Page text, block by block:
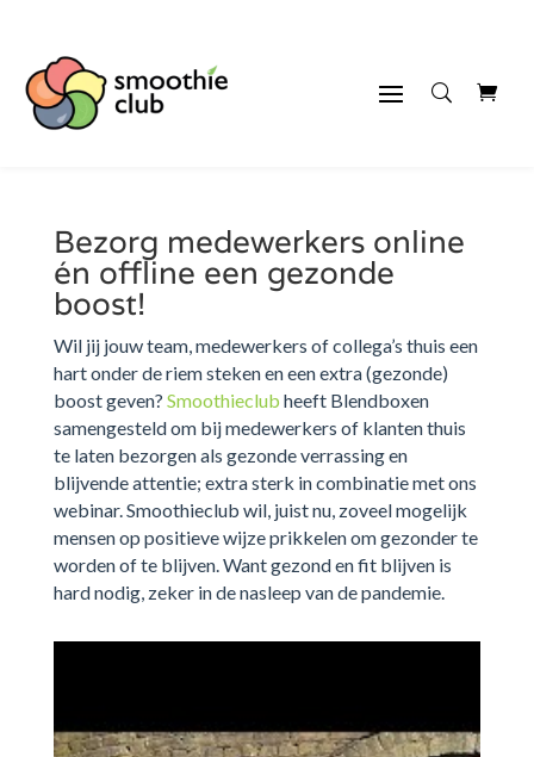
Bezorg medewerkers online
én offline een gezonde
boost!
Wil jij jouw team, medewerkers of collega’s thuis een
hart onder de riem steken en een extra (gezonde)
boost geven? Smoothieclub heeft Blendboxen
samengesteld om bij medewerkers of klanten thuis
te laten bezorgen als gezonde verrassing en
blijvende attentie; extra sterk in combinatie met ons
webinar. Smoothieclub wil, juist nu, zoveel mogelijk
mensen op positieve wijze prikkelen om gezonder te
worden of te blijven. Want gezond en fit blijven is
hard nodig, zeker in de nasleep van de pandemie.